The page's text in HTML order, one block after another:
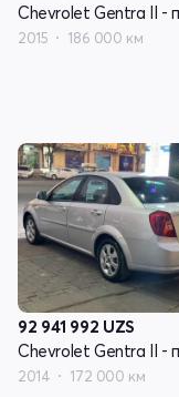
2015 186 000 км
92 941 992 UZS
2014 172 000 км